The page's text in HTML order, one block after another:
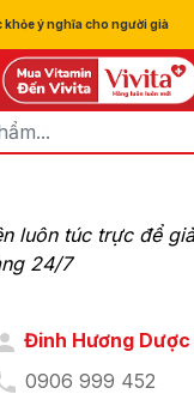
khỏe ý nghĩa cho người già
luôn túc trực để
24/7
Đinh Hương Dược
0906 999 452